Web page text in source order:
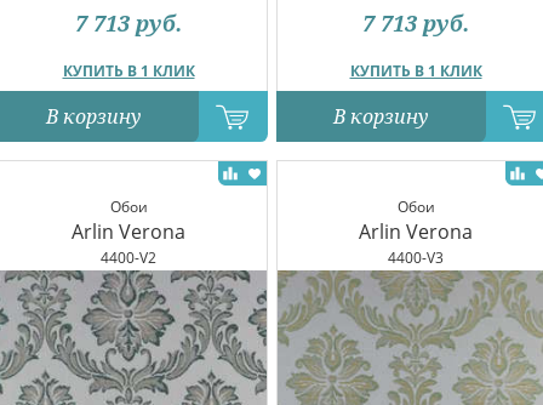
КУПИТЬ В 1 КЛИК
7 713 руб.
В корзину
КУПИТЬ В 1 КЛИК
7 713 руб.
В корзину
Обои
Arlin Verona
4400-V2
Обои
Arlin Verona
4400-V3